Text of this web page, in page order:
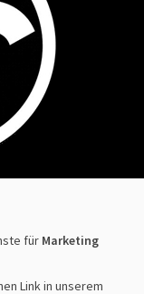
für Marketing
Link in unserem